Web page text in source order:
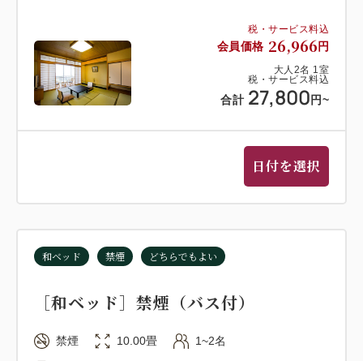
朝食バイキングは当日の宿泊状況によりセットメニュ
ー（和定食）となる場合がございます。
※仕入れ状況等により、予告なくメニューが変更とな
る場合がございます。
【お食事会場】夕食・朝食ともに「レストランまたは
天然温泉露天風呂を併設する大浴場はご宿泊当日
だけます。
※翌朝、男女入れ替えになります。
税・サービス料込
会員価格 26,966 円
大人 2名 1室
税・サービス料込
合計 27,800 円~
日付を選択
和ベッド 禁煙 どちらでもよい
［和ベッド］禁煙（バス付）
禁煙 10.00畳 1~2名